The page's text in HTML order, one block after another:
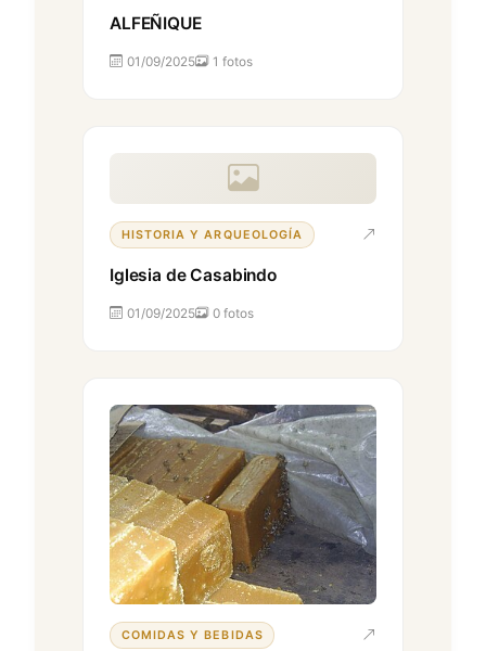
ALFEÑIQUE
01/09/2025 1 fotos
HISTORIA Y ARQUEOLOGÍA
Iglesia de Casabindo
01/09/2025 0 fotos
COMIDAS Y BEBIDAS